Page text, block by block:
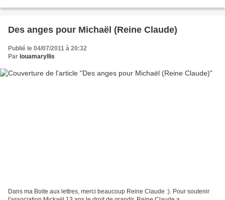
Des anges pour Michaël (Reine Claude)
Publié le 04/07/2011 à 20:32
Par louamaryllis
Dans ma Boite aux lettres, merci beaucoup Reine Claude :). Pour soutenir